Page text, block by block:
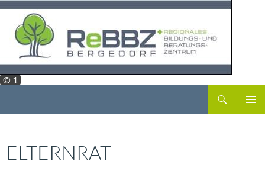
Zum
Inhalt
springen
© 1
ELTERNRAT